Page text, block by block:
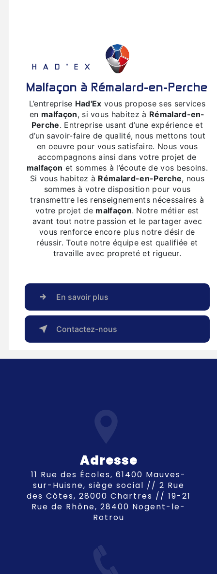
HAD'EX
malfaçon à Rémalard-en-Perche
L’entreprise Had'Ex vous propose ses services
en malfaçon, si vous habitez à Rémalard-en-
Perche. Entreprise usant d’une expérience et
d’un savoir-faire de qualité, nous mettons tout
en oeuvre pour vous satisfaire. Nous vous
accompagnons ainsi dans votre projet de
malfaçon et sommes à l’écoute de vos besoins.
Si vous habitez à Rémalard-en-Perche, nous
sommes à votre disposition pour vous
transmettre les renseignements nécessaires à
votre projet de malfaçon. Notre métier est
avant tout notre passion et le partager avec
vous renforce encore plus notre désir de
réussir. Toute notre équipe est qualifiée et
travaille avec propreté et rigueur.
En savoir plus
Contactez-nous
Adresse
11 Rue des Écoles, 61400 Mauves-
sur-Huisne, siège social // 2 Rue
des Côtes, 28000 Chartres // 19-21
Rue de Rhône, 28400 Nogent-le-
Rotrou